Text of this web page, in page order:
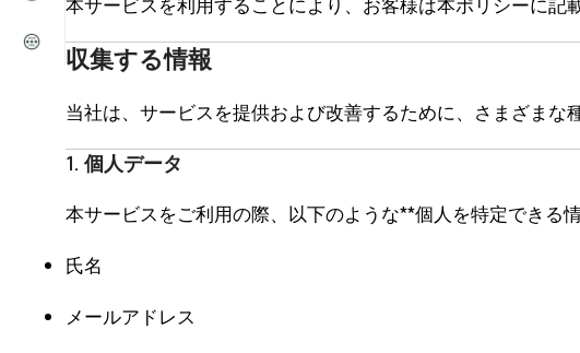
収集する情報
当社は、サービスを提供および改善するために、さまざまな
1. 個人データ
本サービスをご利用の際、以下のような**個人を特定できる
氏名
メールアドレス